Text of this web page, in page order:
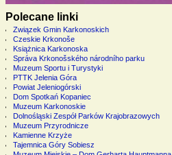
Polecane linki
Związek Gmin Karkonoskich
Czeskie Krkonoše
Książnica Karkonoska
Správa Krkonošského národního parku
Muzeum Sportu i Turystyki
PTTK Jelenia Góra
Powiat Jeleniogórski
Dom Spotkań Kopaniec
Muzeum Karkonoskie
Dolnośląski Zespół Parków Krajobrazowych
Muzeum Przyrodnicze
Kamienne Krzyże
Tajemnica Góry Sobiesz